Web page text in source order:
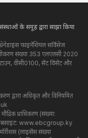
के समूह द्वारा साझा किया
फाइनेंशियल सर्विसेज
संख्या 353 एलएलसी 2020
वीसी0100, सेंट विंसेंट और
द्वारा अधिकृत और विनियमित
प्राधिकरण (संख्या:
www.ebcgroup.ky
(लाइसेंस संख्या